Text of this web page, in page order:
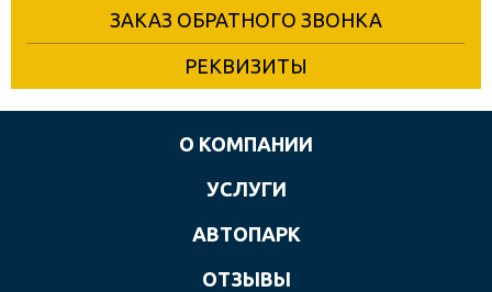
ЗАКАЗ ОБРАТНОГО ЗВОНКА
РЕКВИЗИТЫ
О КОМПАНИИ
УСЛУГИ
АВТОПАРК
ОТЗЫВЫ